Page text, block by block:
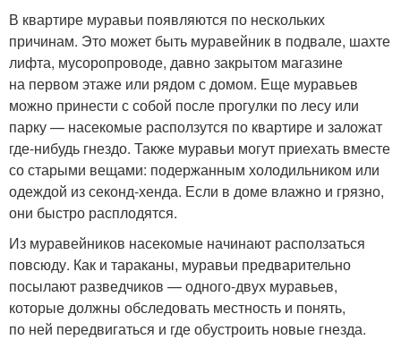
В квартире муравьи появляются по нескольких
причинам. Это может быть муравейник в подвале, шахте
лифта, мусоропроводе, давно закрытом магазине
на первом этаже или рядом с домом. Еще муравьев
можно принести с собой после прогулки по лесу или
парку — насекомые расползутся по квартире и заложат
где-нибудь гнездо. Также муравьи могут приехать вместе
со старыми вещами: подержанным холодильником или
одеждой из секонд-хенда. Если в доме влажно и грязно,
они быстро расплодятся.
Из муравейников насекомые начинают расползаться
повсюду. Как и тараканы, муравьи предварительно
посылают разведчиков — одного-двух муравьев,
которые должны обследовать местность и понять,
по ней передвигаться и где обустроить новые гнезда.